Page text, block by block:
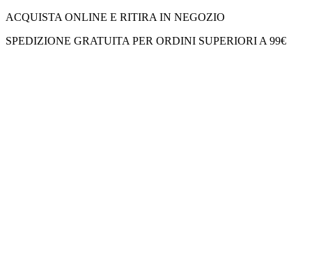
ACQUISTA ONLINE E RITIRA IN NEGOZIO
SPEDIZIONE GRATUITA PER ORDINI SUPERIORI A 99€